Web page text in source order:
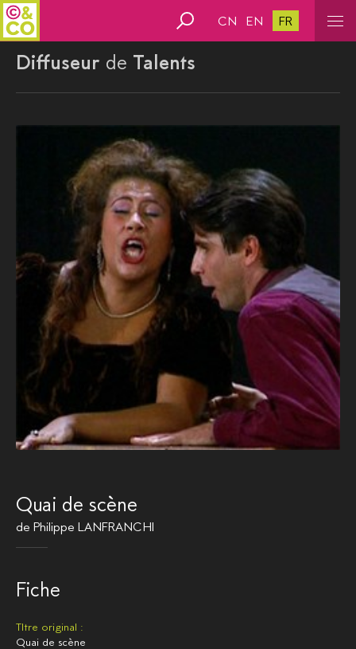
CN EN FR
Diffuseur de Talents
Quai de scène
de Philippe LANFRANCHI
Fiche
TItre original :
Quai de scène